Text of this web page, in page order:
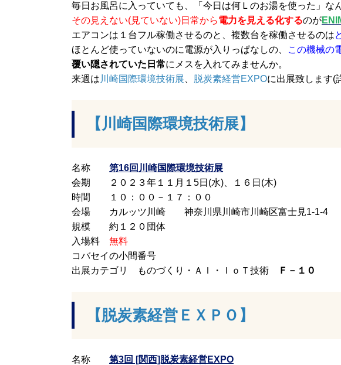
毎日お風呂に入っていても、「今日は何Ｌのお湯を使った」
その見えない(見ていない)日常から電力を見える化するのが
エアコンは１台フル稼働させるのと、複数台を稼働させるのは
ほとんど使っていないのに電源が入りっぱなしの、
この機械の
覆い隠されていた日常にメスを入れてみませんか。
来週は川崎国際環境技術展、 脱炭素経営EXPOに出展致します(
【川崎国際環境技術展】
名称 第16回川崎国際環境技術展
会期 ２０２３年１１月１5日(水)、１６日(木)
時間 １０：００－１７：００
会場 カルッツ川崎 神奈川県川崎市川崎区富士見1-1-4
規模 約１２０団体
入場料 無料
コバセイの小間番号
出展カテゴリ ものづくり・ＡＩ・ＩｏＴ技術
Ｆ－１０
【脱炭素経営ＥＸＰＯ】
名称 第3回 [関西]脱炭素経営EXPO